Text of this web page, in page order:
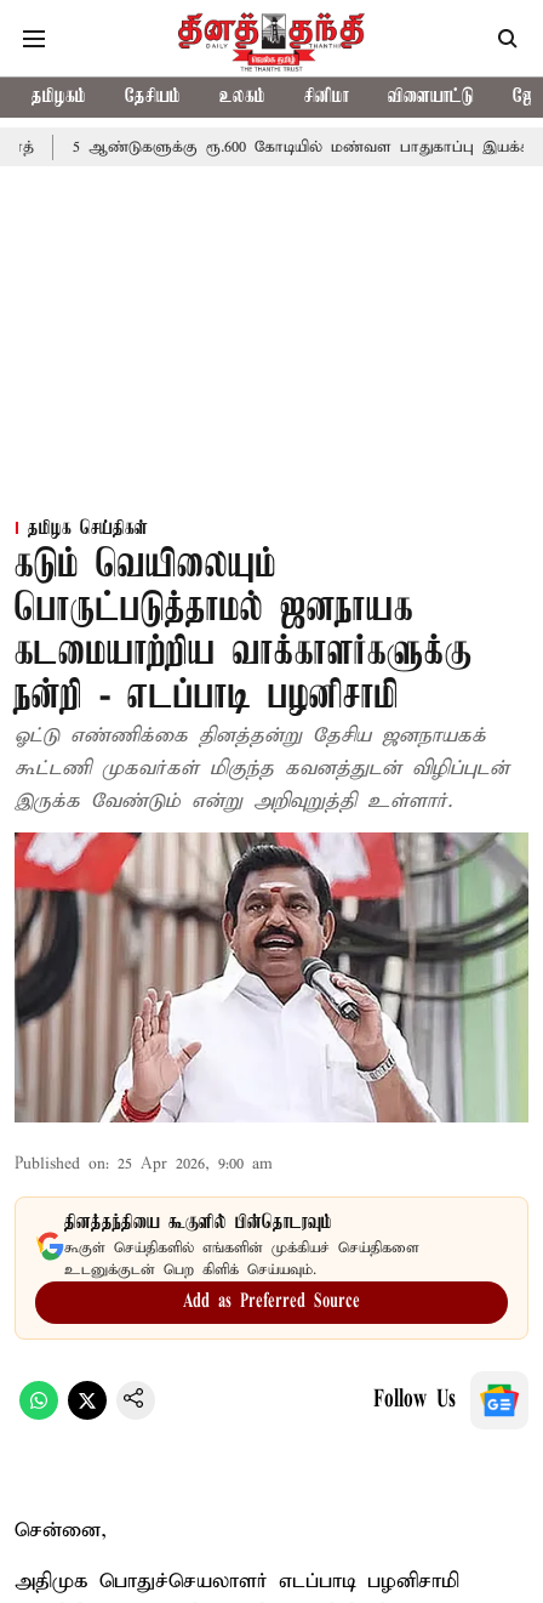
தமிழகம் தேசியம் உலகம் சினிமா விளையாட்டு
ரூ.600 கோடியில் மண்வள பாதுகாப்பு இயக்கம்
தமிழக செய்திகள்
கடும் வெயிலையும்
பொருட்படுத்தாமல் ஜனநாயக
கடமையாற்றிய வாக்காளர்களுக்கு
நன்றி - எடப்பாடி பழனிசாமி
ஓட்டு எண்ணிக்கை தினத்தன்று தேசிய ஜனநாயகக்
கூட்டணி முகவர்கள் மிகுந்த கவனத்துடன் விழிப்புடன்
இருக்க வேண்டும் என்று அறிவுறுத்தி உள்ளார்.
Published on: 25 Apr 2026, 9:00 am
தினத்தந்தியை கூகுளில் பின்தொடரவும்
கூகுள் செய்திகளில் எங்களின் முக்கியச் செய்திகளை
உடனுக்குடன் பெற கிளிக் செய்யவும்.
Add as Preferred Source
Follow Us
சென்னை,
அதிமுக பொதுச்செயலாளர் எடப்பாடி பழனிசாமி